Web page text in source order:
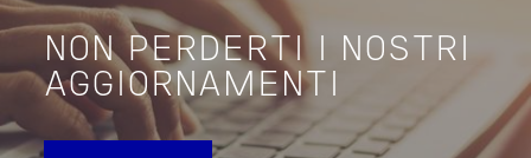
NON PERDERTI I NOSTRI
AGGIORNAMENTI